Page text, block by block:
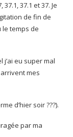
37.1 et 37. Je
de fin de
le temps de
eu super mal
mes
d’hier soir ???).
par ma